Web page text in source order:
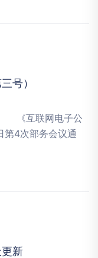
号）
《互联网电子公
4次部务会议通
新